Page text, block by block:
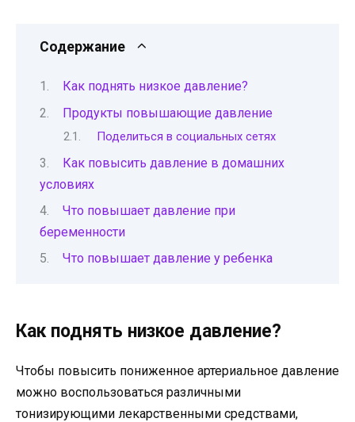
Содержание
Как поднять низкое давление?
Продукты повышающие давление
Поделиться в социальных сетях
Как повысить давление в домашних
условиях
Что повышает давление при
беременности
Что повышает давление у ребенка
Как поднять низкое давление?
Чтобы повысить пониженное артериальное давление
можно воспользоваться различными
тонизирующими лекарственными средствами,